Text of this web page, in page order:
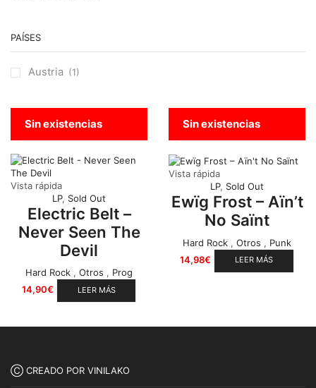
PAÍSES
Austria (1)
Sin existencias
Vista rápida
LP, Sold Out
Electric Belt –
Never Seen The
Devil
Hard Rock , Otros , Prog
14,90€ LEER MÁS
Sin existencias
Vista rápida
LP, Sold Out
Ewïg Frost – Aïn’t
No Saïnt
Hard Rock , Otros , Punk
14,98€ LEER MÁS
Ⓒ CREADO POR VINILAKO